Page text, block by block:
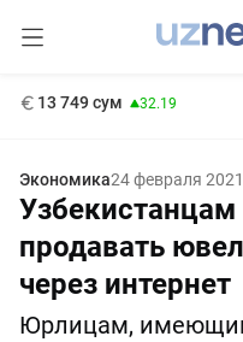
13 749 сум 32.19
Экономика24 февраля 2021
продавать
через интернет
Юрлицам,